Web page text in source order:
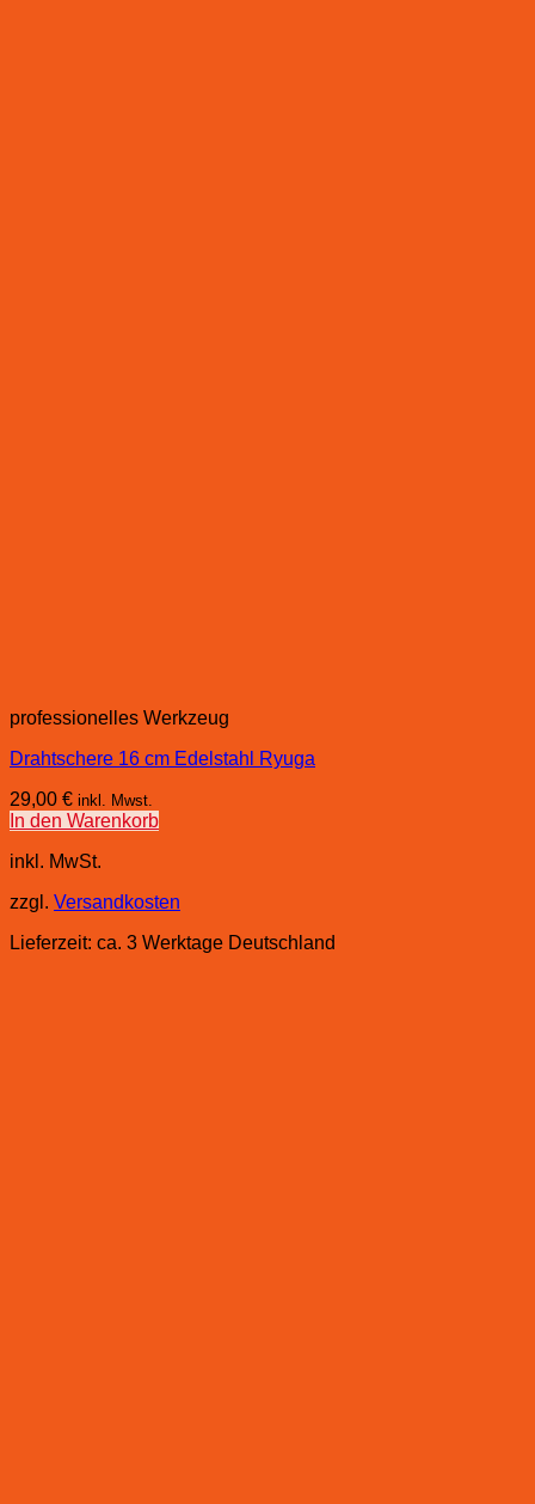
professionelles Werkzeug
Drahtschere 16 cm Edelstahl Ryuga
29,00 € inkl. Mwst.
In den Warenkorb
inkl. MwSt.
zzgl. Versandkosten
Lieferzeit: ca. 3 Werktage Deutschland